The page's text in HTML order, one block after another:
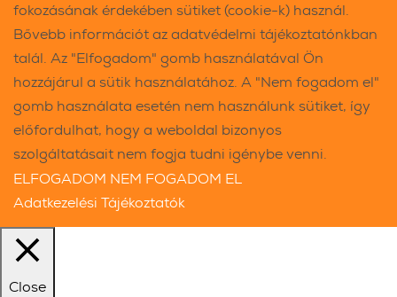
fokozásának érdekében sütiket (cookie-k) használ.
Bővebb információt az adatvédelmi tájékoztatónkban
talál. Az "Elfogadom" gomb használatával Ön
hozzájárul a sütik használatához. A "Nem fogadom el"
gomb használata esetén nem használunk sütiket, így
előfordulhat, hogy a weboldal bizonyos
szolgáltatásait nem fogja tudni igénybe venni.
ELFOGADOM NEM FOGADOM EL
Adatkezelési Tájékoztatók
Close